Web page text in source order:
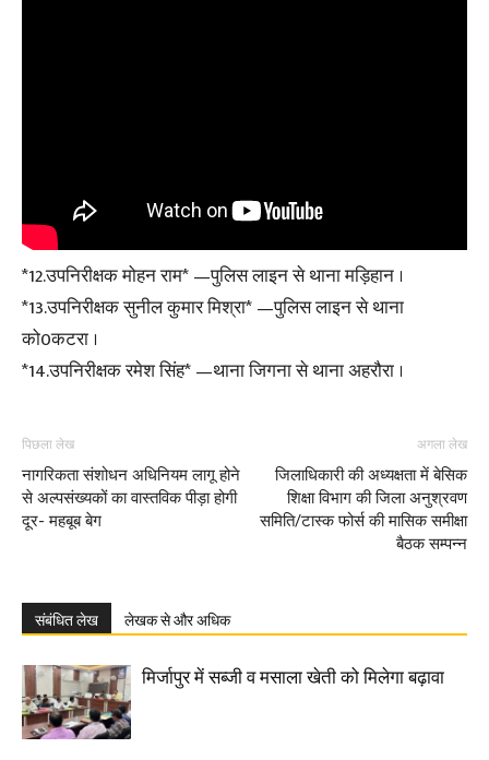
*12.उपनिरीक्षक मोहन राम* —पुलिस लाइन से थाना मड़िहान ।
*13.उपनिरीक्षक सुनील कुमार मिश्रा* —पुलिस लाइन से थाना
को0कटरा ।
*14.उपनिरीक्षक रमेश सिंह* —थाना जिगना से थाना अहरौरा ।
पिछला लेख
नागरिकता संशोधन अधिनियम लागू होने
से अल्पसंख्यकों का वास्तविक पीड़ा होगी
दूर- महबूब बेग
अगला लेख
जिलाधिकारी की अध्यक्षता में बेसिक
शिक्षा विभाग की जिला अनुश्रवण
समिति/टास्क फोर्स की मासिक समीक्षा
बैठक सम्पन्न
संबंधित लेख लेखक से और अधिक
मिर्जापुर में सब्जी व मसाला खेती को मिलेगा बढ़ावा